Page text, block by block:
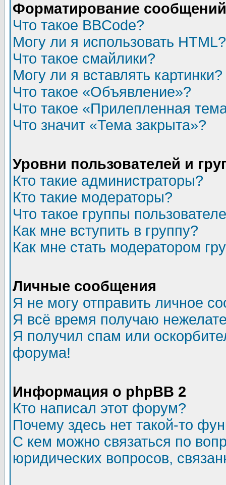
Форматирование
Что такое BBCode?
Могу ли я использовать HTML?
Что такое смайлики?
Могу ли я вставлять картинки?
Что такое «Объявление»?
Что такое «Прилепленная
Что значит «Тема закрыта»?
Уровни пользователей и
Кто такие администраторы?
Кто такие модераторы?
Что такое группы
Как мне вступить в группу?
Как мне стать модератором
Личные сообщения
Я не могу отправить личное
Я всё время получаю
Я получил спам или
форума!
Информация о phpBB 2
Кто написал этот форум?
Почему здесь нет такой-то
С кем можно связаться по
юридических вопросов,